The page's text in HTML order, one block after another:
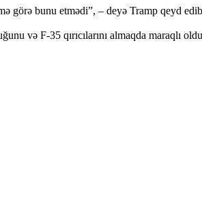
görə bunu etmədi”, – deyə Tramp qeyd
və F-35 qırıcılarını almaqda maraqlı